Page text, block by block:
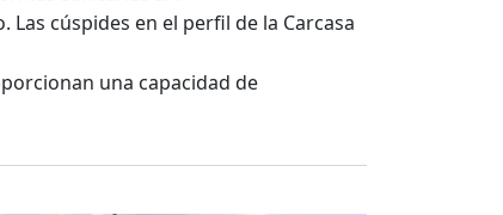
cúspides en el perfil de la Carcasa
una capacidad de